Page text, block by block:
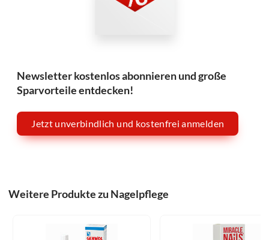
Newsletter kostenlos abonnieren und große
Sparvorteile entdecken!
Jetzt unverbindlich und kostenfrei anmelden
Weitere Produkte zu Nagelpflege